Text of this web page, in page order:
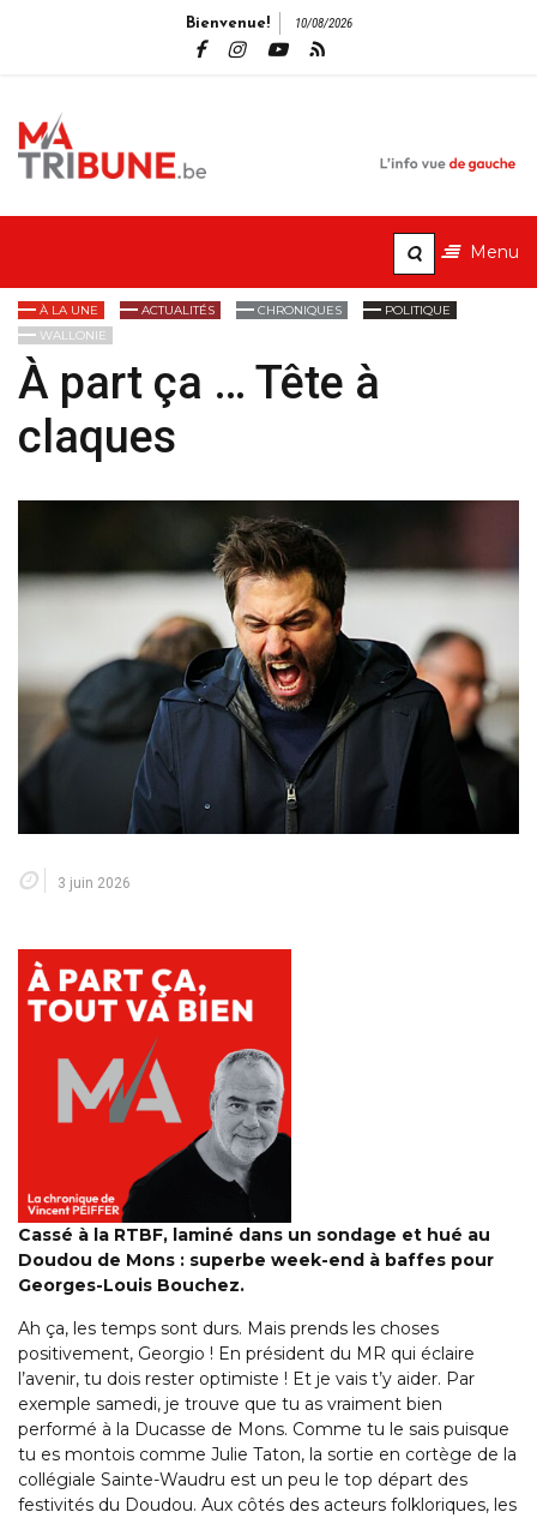
Bienvenue! 10/08/2026
Menu
À LA UNE ACTUALITÉS CHRONIQUES
POLITIQUE
WALLONIE
À part ça … Tête à
claques
3 juin 2026
Cassé à la RTBF, laminé dans un sondage et hué au
Doudou de Mons : superbe week-end à baffes pour
Georges-Louis Bouchez.
Ah ça, les temps sont durs. Mais prends les choses
positivement, Georgio ! En président du MR qui éclaire
l’avenir, tu dois rester optimiste ! Et je vais t’y aider. Par
exemple samedi, je trouve que tu as vraiment bien
performé à la Ducasse de Mons. Comme tu le sais puisque
tu es montois comme Julie Taton, la sortie en cortège de la
collégiale Sainte-Waudru est un peu le top départ des
festivités du Doudou. Aux côtés des acteurs folkloriques, les